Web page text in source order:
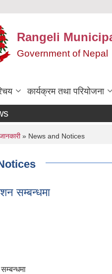
Rangeli
Government of Nepal
कार्यक्रम तथा परियोजना
» News and Notices
सम्बन्धमा